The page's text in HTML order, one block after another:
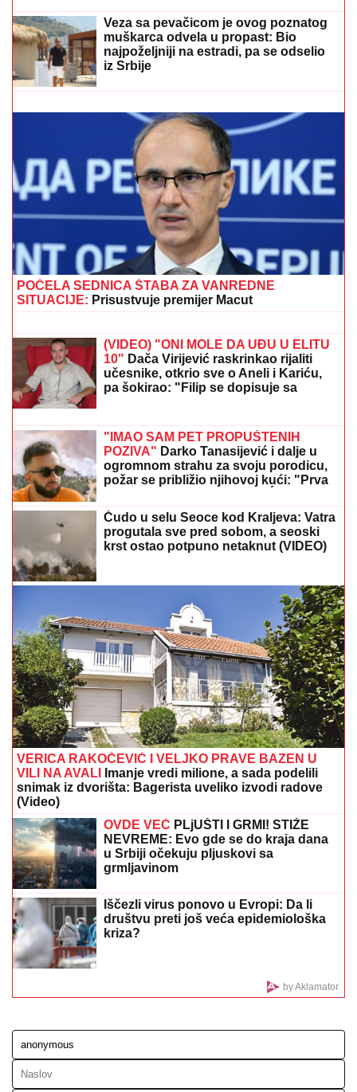
PEVAČICA TRPELA NASILJE OD BIVŠEG
PARTNERASada objasnila kako prepoznati
MANIPULATORA: "Intuicija me je od početka
upozoravala"
RAZVELA SE OD KOLEGE I
PROCVETALAPevačica u vrtoglavim
štiklama i haljini pripijenoj uz telo
pokazala figuru nakon dva porođaj
(Foto)
MILANOM STANKOVIĆEMOtkrila
detalje o pevaču koje javnost ne zna,
pomenula i njegov POVRATAK o kom
svi pričaju (VIDEO)
POLICAJCI UPALI U KUĆU U SMEDEREVU, PA
OSTALI U ŠOKU
Veza sa pevačicom je ovog poznatog
muškarca odvela u propast: Bio
najpoželjniji na estradi, pa se odselio
iz Srbije
ZA PAR SATI STIŽE NEVREME U
OVAJ DEO SRBIJE:Spremite se za
grmljavinu i udare jakog vetra
POČELA SEDNICA ŠTABA ZA VANREDNE
SITUACIJE:Prisustvuje premijer Macut
OSUMNJIČEN ZA UBISTVO SVOJE
MAJKE NA NOVOM BEOGRADU!
nogu sa lisicama na rukama, ušao u